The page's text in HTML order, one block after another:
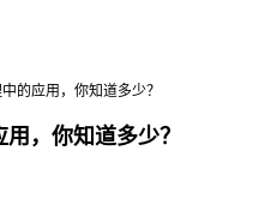
的应用，你知道多少？
，你知道多少？